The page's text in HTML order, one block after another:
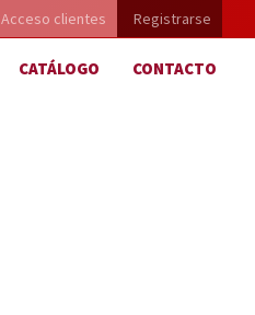
Acceso clientes Registrarse
CATÁLOGO CONTACTO